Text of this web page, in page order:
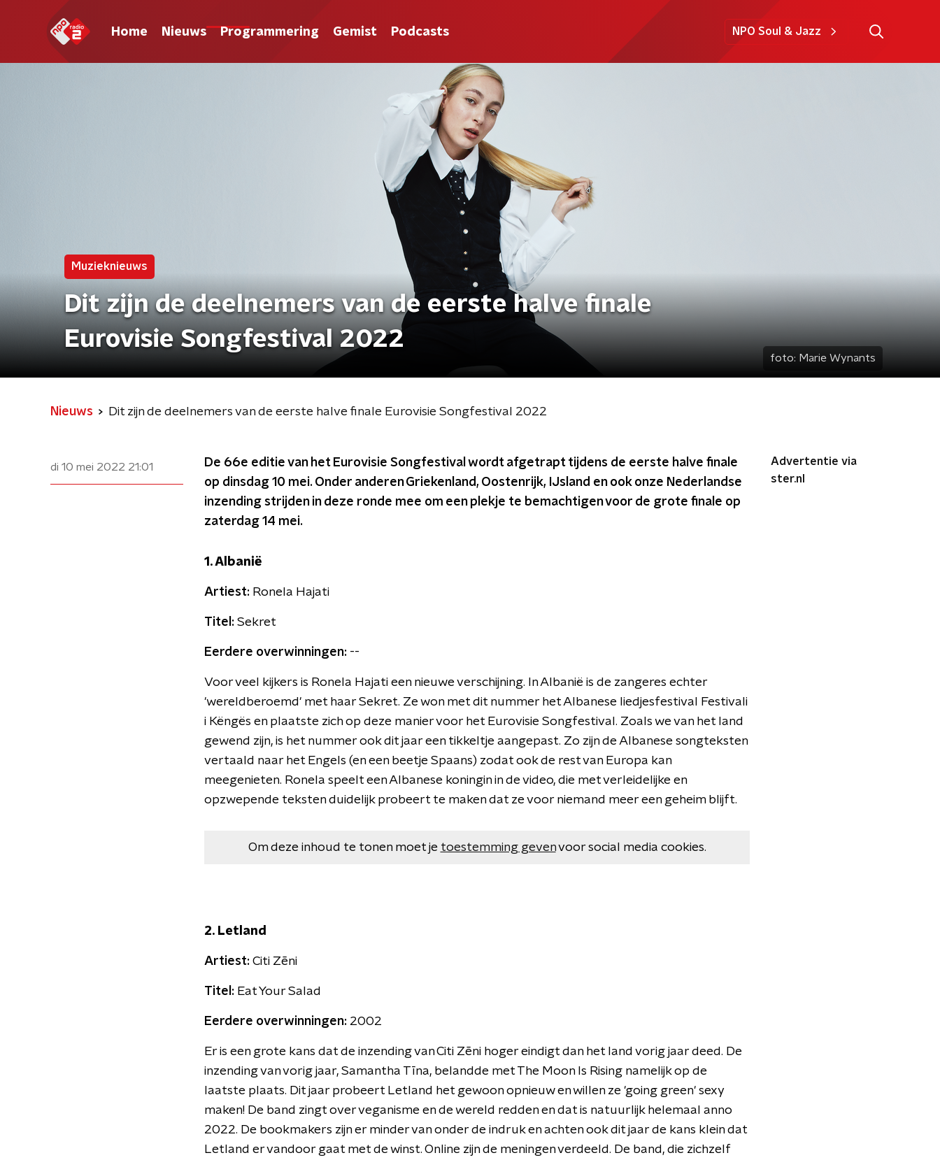
Home Nieuws Programmering Gemist Podcasts NPO Soul & Jazz
Muzieknieuws
Dit zijn de deelnemers van de eerste halve finale
Eurovisie Songfestival 2022
foto: Marie Wynants
Nieuws Dit zijn de deelnemers van de eerste halve finale Eurovisie Songfestival 2022
di 10 mei 2022 21:01
De 66e editie van het Eurovisie Songfestival wordt afgetrapt tijdens de eerste halve finale
op dinsdag 10 mei. Onder anderen Griekenland, Oostenrijk, IJsland en ook onze Nederlandse
inzending strijden in deze ronde mee om een plekje te bemachtigen voor de grote finale op
zaterdag 14 mei.
1. Albanië
Artiest: Ronela Hajati
Titel: Sekret
Eerdere overwinningen: --
Voor veel kijkers is Ronela Hajati een nieuwe verschijning. In Albanië is de zangeres echter
'wereldberoemd' met haar Sekret. Ze won met dit nummer het Albanese liedjesfestival Festivali
i Këngës en plaatste zich op deze manier voor het Eurovisie Songfestival. Zoals we van het land
gewend zijn, is het nummer ook dit jaar een tikkeltje aangepast. Zo zijn de Albanese songteksten
vertaald naar het Engels (en een beetje Spaans) zodat ook de rest van Europa kan
meegenieten. Ronela speelt een Albanese koningin in de video, die met verleidelijke en
opzwepende teksten duidelijk probeert te maken dat ze voor niemand meer een geheim blijft.
Om deze inhoud te tonen moet je toestemming gevenvoor social media cookies.
2. Letland
Artiest: Citi Zēni
Titel: Eat Your Salad
Eerdere overwinningen: 2002
Er is een grote kans dat de inzending van Citi Zēni hoger eindigt dan het land vorig jaar deed. De
inzending van vorig jaar, Samantha Tīna, belandde met The Moon Is Rising namelijk op de
laatste plaats. Dit jaar probeert Letland het gewoon opnieuw en willen ze 'going green' sexy
maken! De band zingt over veganisme en de wereld redden en dat is natuurlijk helemaal anno
2022. De bookmakers zijn er minder van onder de indruk en achten ook dit jaar de kans klein dat
Letland er vandoor gaat met de winst. Online zijn de meningen verdeeld. De band, die zichzelf
Advertentie via
ster.nl